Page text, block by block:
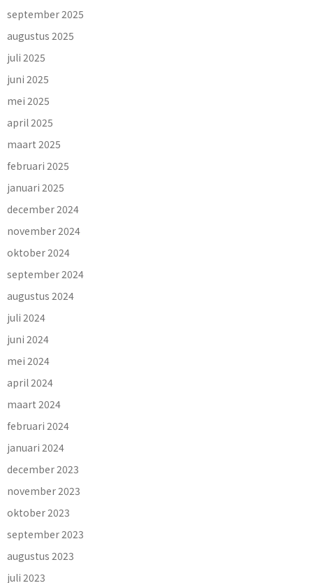
september 2025
augustus 2025
juli 2025
juni 2025
mei 2025
april 2025
maart 2025
februari 2025
januari 2025
december 2024
november 2024
oktober 2024
september 2024
augustus 2024
juli 2024
juni 2024
mei 2024
april 2024
maart 2024
februari 2024
januari 2024
december 2023
november 2023
oktober 2023
september 2023
augustus 2023
juli 2023